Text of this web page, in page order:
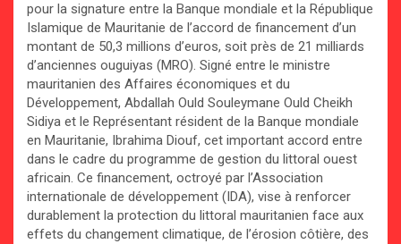
pour la signature entre la Banque mondiale et la République
Islamique de Mauritanie de l’accord de financement d’un
montant de 50,3 millions d’euros, soit près de 21 milliards
d’anciennes ouguiyas (MRO). Signé entre le ministre
mauritanien des Affaires économiques et du
Développement, Abdallah Ould Souleymane Ould Cheikh
Sidiya et le Représentant résident de la Banque mondiale
en Mauritanie, Ibrahima Diouf, cet important accord entre
dans le cadre du programme de gestion du littoral ouest
africain. Ce financement, octroyé par l’Association
internationale de développement (IDA), vise à renforcer
durablement la protection du littoral mauritanien face aux
effets du changement climatique, de l’érosion côtière, des